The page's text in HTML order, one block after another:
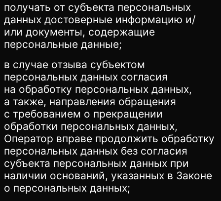
получать от субъекта персональных
данных достоверные информацию и/
или документы, содержащие
персональные данные;
в случае отзыва субъектом
персональных данных согласия
на обработку персональных данных,
а также, направления обращения
с требованием о прекращении
обработки персональных данных,
Оператор вправе продолжить обработку
персональных данных без согласия
субъекта персональных данных при
наличии оснований, указанных в Законе
о персональных данных;